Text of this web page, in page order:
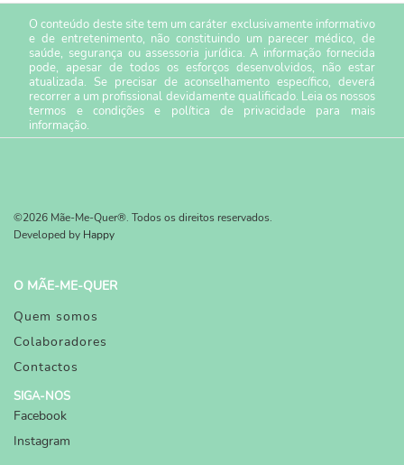
O conteúdo deste site tem um caráter exclusivamente informativo
e de entretenimento, não constituindo um parecer médico, de
saúde, segurança ou assessoria jurídica. A informação fornecida
pode, apesar de todos os esforços desenvolvidos, não estar
atualizada. Se precisar de aconselhamento específico, deverá
recorrer a um profissional devidamente qualificado. Leia os nossos
termos e condiçõese política de privacidade para mais
informação.
©2026 Mãe-Me-Quer®. Todos os direitos reservados.
Developed by Happy
O MÃE-ME-QUER
Quem somos
Colaboradores
Contactos
SIGA-NOS
Facebook
Instagram